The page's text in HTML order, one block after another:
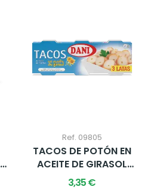
Ref. 09805
TACOS DE POTÓN EN
ACEITE DE GIRASOL
240G...
3,35 €